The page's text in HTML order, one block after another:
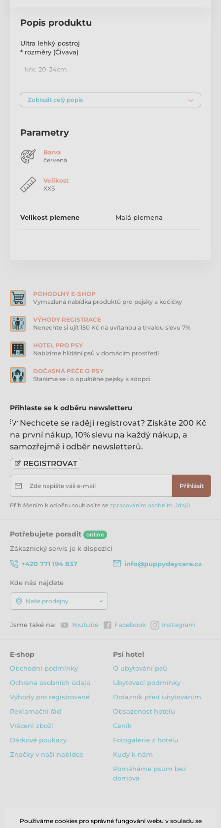
Popis produktu
Ultra lehký postroj
* rozměry (Čivava)
- krk: 20-24cm
- nosnost: 1,5-3kg
* vzdušná síťovina
* bezpečné zapínání
Zobrazit celý popis
Parametry
Barva
červená
Velikost
XXS
Velikost plemene Malá plemena
POHODLNÝ E-SHOP
Vymazlená nabídka produktů pro pejsky a kočičky
VÝHODY REGISTRACE
Nenechte si ujít 150 Kč na uvítanou a trvalou slevu 7%
HOTEL PRO PSY
Nabízíme hlídání psů v domácím prostředí
DOČASNÁ PÉČE O PSY
Staráme se i o opuštěné pejsky k adopci
Přihlaste se k odběru newsletteru
💡 Nechcete se raději registrovat? Získáte 200 Kč
na první nákup, 10% slevu na každý nákup, a
samozřejmě i odběr newsletterů.
Zde napište váš e-mail Přihlásit
Přihlášením k odběru souhlasíte se zpracováním osobním údajů
Potřebujete poradit online
Zákaznický servis je k dispozici
+420 771 194 837
info@puppydaycare.cz
Kde nás najdete
Naše prodejny
Jsme také na: Youtube Facebook Instagram
E-shop
Obchodní podmínky
Ochrana osobních údajů
Výhody pro registrované
Reklamační řád
Vrácení zboží
Dárkové poukazy
Značky v naší nabídce
Psí hotel
O ubytování psů
Ubytovací podmínky
Dotazník před ubytováním
Obsazenost hotelu
Ceník
Fotogalerie z hotelu
Kudy k nám
Pomáháme psům bez
domova
Používáme cookies pro správné fungování webu v souladu se